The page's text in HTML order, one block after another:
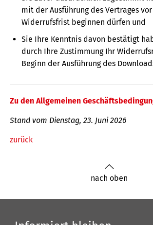
mit der Ausführung des Vertrages
Widerrufsfrist beginnen dürfen und
Sie Ihre Kenntnis davon bestätigt
durch Ihre Zustimmung Ihr
Beginn der Ausführung des
Zu den Allgemeinen
Stand vom Dienstag, 23. Juni 2026
zurück
nach oben